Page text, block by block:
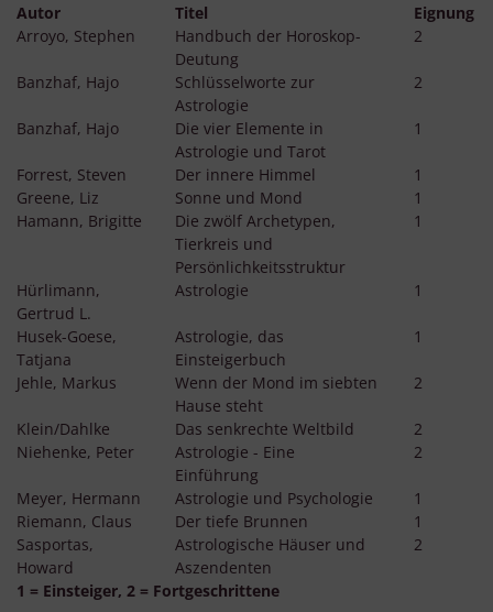
Autor Titel
Eignung
Arroyo, Stephen
Handbuch der Horoskop-
Deutung
2
Banzhaf, Hajo
Schlüsselworte zur
Astrologie
2
Banzhaf, Hajo
Die vier Elemente in
Astrologie und Tarot
1
Forrest, Steven Der innere Himmel
1
Greene, Liz
Sonne und Mond
1
Hamann, Brigitte
Die zwölf Archetypen,
Tierkreis und
Persönlichkeitsstruktur
1
Hürlimann,
Gertrud L.
Astrologie 1
Husek-Goese,
Tatjana
Astrologie, das
Einsteigerbuch
1
Jehle, Markus
Wenn der Mond im siebten
Hause steht
2
Klein/Dahlke Das senkrechte Weltbild
2
Niehenke, Peter
Astrologie - Eine
Einführung
2
Meyer, Hermann Astrologie und Psychologie
1
Riemann, Claus
Der tiefe Brunnen
1
Sasportas,
Howard
Astrologische Häuser und
Aszendenten
2
1 = Einsteiger, 2 = Fortgeschrittene